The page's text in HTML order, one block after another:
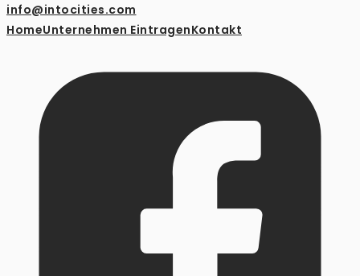
info@intocities.com
HomeUnternehmen EintragenKontakt